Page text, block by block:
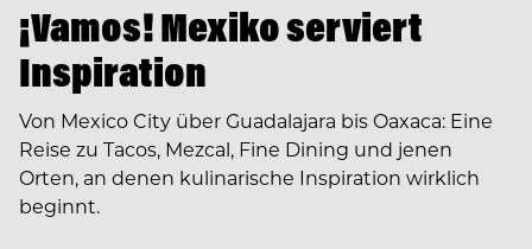
¡Vamos! Mexiko serviert
Inspiration
Von Mexico City über Guadalajara bis Oaxaca: Eine
Reise zu Tacos, Mezcal, Fine Dining und jenen
Orten, an denen kulinarische Inspiration wirklich
beginnt.